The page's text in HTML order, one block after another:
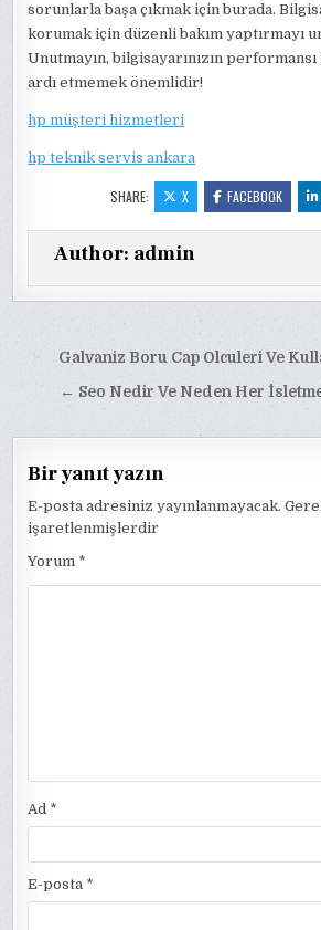
sorunlarla başa çıkmak için burada.
korumak için düzenli bakım yaptırmayı
Unutmayın, bilgisayarınızın
ardı etmemek önemlidir!
hp müşteri hizmetleri
hp teknik servis ankara
SHARE: X FACEBOOK
Author: admin
Yazı
gezinmesi
Galvaniz Boru Cap Olculeri Ve
← Seo Nedir Ve Neden Her
Bir yanıt yazın
E-posta adresiniz yayınlanmayacak.
işaretlenmişlerdir
Yorum *
Ad *
E-posta *